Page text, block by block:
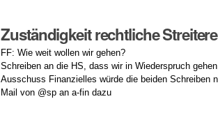
Zuständigkeit rechtliche
FF: Wie weit wollen wir gehen?
Schreiben an die HS, dass wir in Wiederspruch
Ausschuss Finanzielles würde die beiden Schreiben
Mail von @sp an a-fin dazu